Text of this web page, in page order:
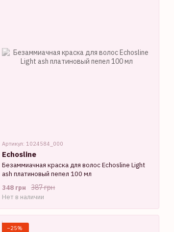
Артикул: 1024584_000
Echosline
Безаммиачная краска для волос Echosline Light
ash платиновый пепел 100 мл
387 грн
348 грн
Нет в наличии
−25%